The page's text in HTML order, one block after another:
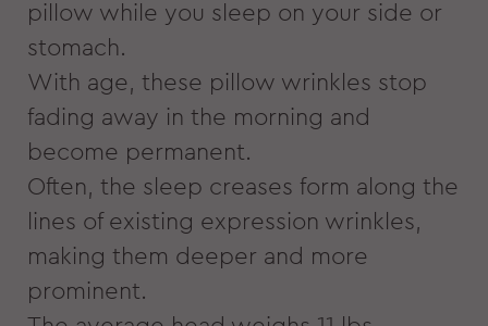
pillow while you sleep on your side or
stomach.
With age, these pillow wrinkles stop
fading away in the morning and
become permanent.
Often, the sleep creases form along the
lines of existing expression wrinkles,
making them deeper and more
prominent.